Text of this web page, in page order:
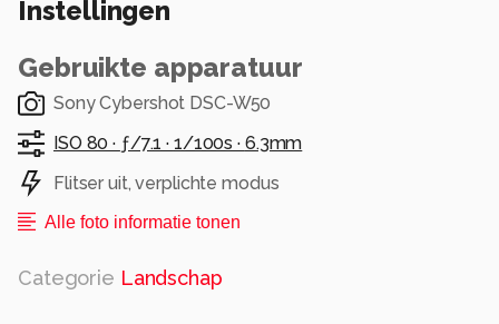
Instellingen
Gebruikte apparatuur
Sony Cybershot DSC-W50
ISO 80 · ƒ/7.1 · 1/100s · 6.3mm
Flitser uit, verplichte modus
Alle foto informatie tonen
Categorie Landschap